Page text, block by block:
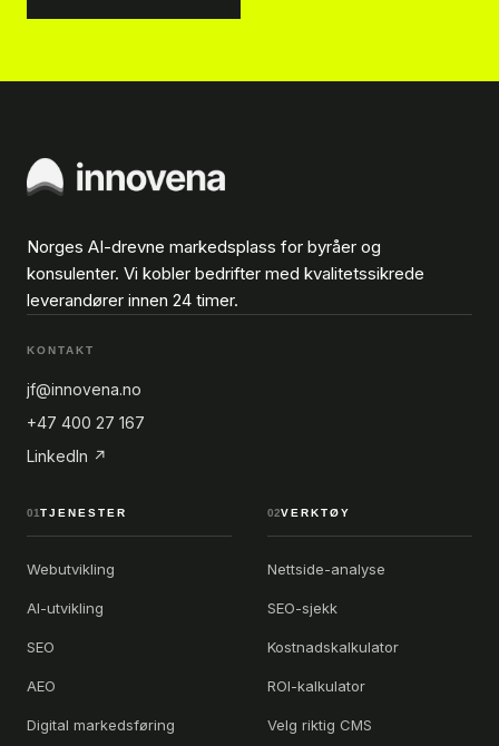
Norges AI-drevne markedsplass for byråer og
konsulenter. Vi kobler bedrifter med kvalitetssikrede
leverandører innen 24 timer.
KONTAKT
jf@innovena.no
+47 400 27 167
LinkedIn ↗
01TJENESTER
Webutvikling
AI-utvikling
SEO
AEO
Digital markedsføring
02VERKTØY
Nettside-analyse
SEO-sjekk
Kostnadskalkulator
ROI-kalkulator
Velg riktig CMS